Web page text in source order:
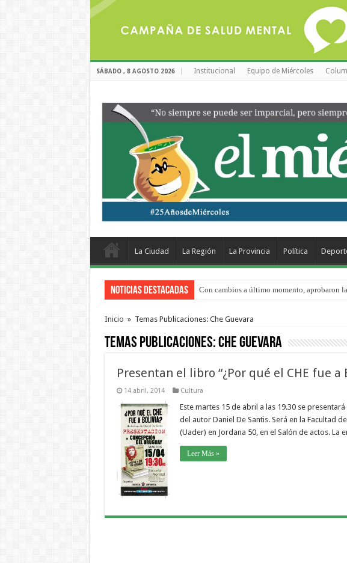
SÁBADO , 8 AGOSTO 2026 Institucional Equipo de Miércoles
La Ciudad La Región La Provincia Política
Noticias Destacadas Con cambios a último momento, aprobaron
Adopción en Entre Ríos: el 35% de los 90
Inicio » Temas Publicaciones: Che Guevara
Temas Publicaciones:Che Guevara
Presentan el libro “¿Por qué el CHE fue a
14 abril, 2014 Cultura
Este martes 15 de abril a las 19.30 se
del autor Daniel De Santis. Será en la Facultad
(Uader) en Jordana 50, en el Salón de actos. La
Leer Más »